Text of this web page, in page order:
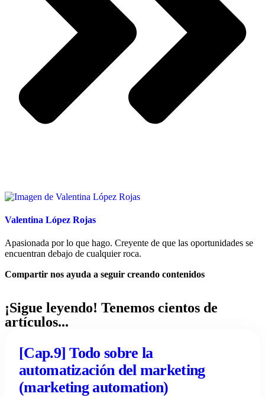
Valentina López Rojas
Apasionada por lo que hago. Creyente de que las oportunidades se
encuentran debajo de cualquier roca.
Compartir nos ayuda a seguir creando contenidos
¡Sigue leyendo! Tenemos cientos de
artículos...
[Cap.9] Todo sobre la
automatización del marketing
(marketing automation)